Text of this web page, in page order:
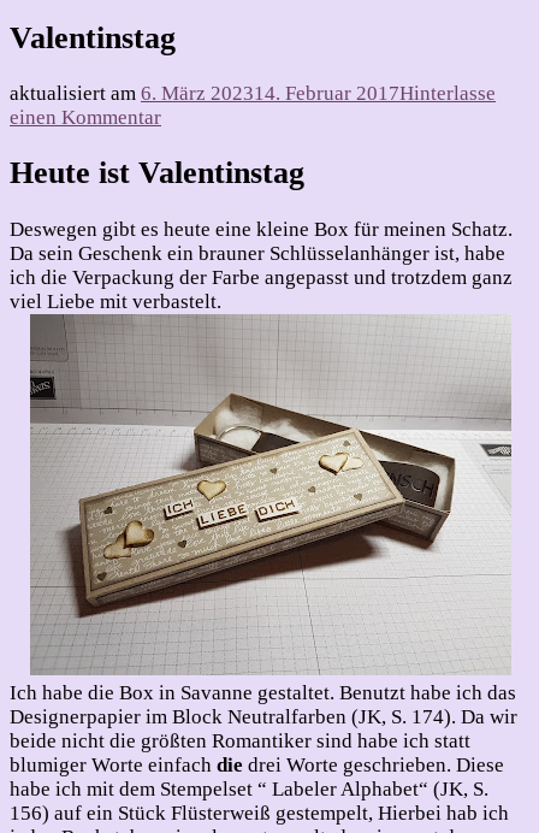
Valentinstag
aktualisiert am 6. März 202314. Februar 2017Hinterlasse
einen Kommentarzu
Heute ist Valentinstag
Deswegen gibt es heute eine kleine Box für meinen Schatz.
Da sein Geschenk ein brauner Schlüsselanhänger ist, habe
ich die Verpackung der Farbe angepasst und trotzdem ganz
viel Liebe mit verbastelt.
Ich habe die Box in Savanne gestaltet. Benutzt habe ich das
Designerpapier im Block Neutralfarben (JK, S. 174). Da wir
beide nicht die größten Romantiker sind habe ich statt
blumiger Worte einfach die drei Worte geschrieben. Diese
habe ich mit dem Stempelset “ Labeler Alphabet“ (JK, S.
156) auf ein Stück Flüsterweiß gestempelt, Hierbei hab ich